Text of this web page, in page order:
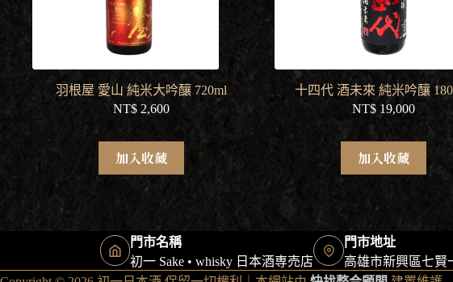
羽根屋 愛山 純米大吟釀 720ml
NT$2,600
加入收藏
十四代 酒未來 純米吟釀
NT$19,000
加入收藏
門市名稱
初一 Sake • whisky 日本酒専売店
門市地址
高雄市新興區七賢